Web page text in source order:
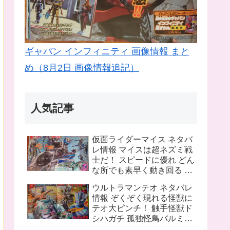
ギャバン インフィニティ 画像情報 まと
め（8月2日 画像情報追記）
人気記事
仮面ライダーマイス ネタバ
レ情報 マイスは超ネズミ戦
士だ！ スピードに優れ どん
な所でも素早く動き回る ラ
器は大剣マオウブレイド も
う一人の猫 リドはマオウの
為闘う
ウルトラマンテオ ネタバレ
情報 ぞくぞく現れる怪獣に
テオ大ピンチ！ 触手怪獣ド
シハガチ 孤独怪鳥バルミリ